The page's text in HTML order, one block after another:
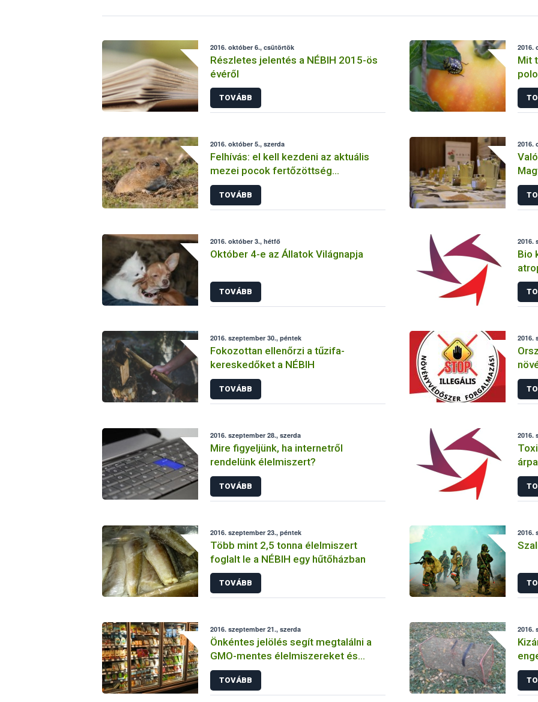
2016. október 6., csütörtök
Részletes jelentés a NÉBIH 2015-ös
évéről
TOVÁBB
2016.
Mit
2016. október 5., szerda
Felhívás: el kell kezdeni az aktuális
mezei pocok fertőzöttség
felmérését
TOVÁBB
2016.
2016. október 3., hétfő
Október 4-e az Állatok Világnapja
TOVÁBB
2016.
Bio
2016. szeptember 30., péntek
Fokozottan ellenőrzi a tűzifa-
kereskedőket a NÉBIH
TOVÁBB
2016.
2016. szeptember 28., szerda
Mire figyeljünk, ha internetről
rendelünk élelmiszert?
TOVÁBB
2016.
2016. szeptember 23., péntek
Több mint 2,5 tonna élelmiszert
foglalt le a NÉBIH egy hűtőházban
TOVÁBB
2016.
2016. szeptember 21., szerda
Önkéntes jelölés segít megtalálni a
GMO-mentes élelmiszereket és
takarmányokat
TOVÁBB
2016.